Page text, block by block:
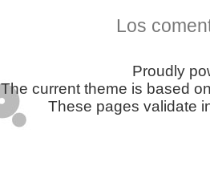
Los
Proudly
The current theme is based
These pages validate